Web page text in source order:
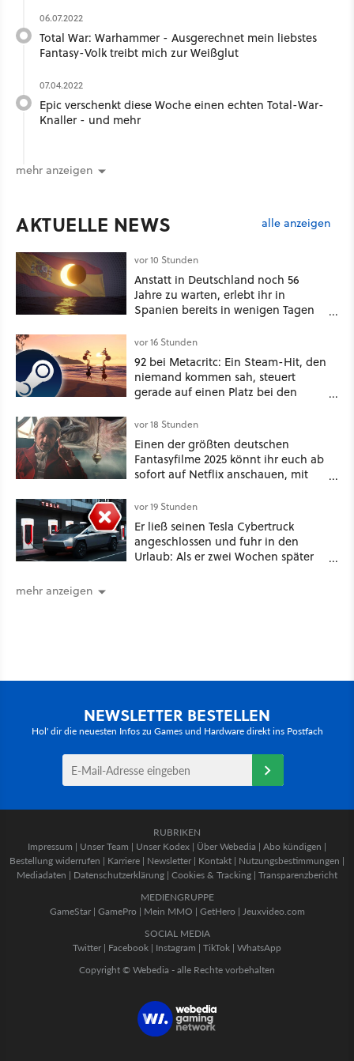
06.07.2022
Total War: Warhammer - Ausgerechnet mein liebstes
Fantasy-Volk treibt mich zur Weißglut
07.04.2022
Epic verschenkt diese Woche einen echten Total-War-
Knaller - und mehr
mehr anzeigen
AKTUELLE NEWS alle anzeigen
vor 10 Stunden
Anstatt in Deutschland noch 56
Jahre zu warten, erlebt ihr in
Spanien bereits in wenigen Tagen
vor 16 Stunden
92 bei Metacritc: Ein Steam-Hit, den
niemand kommen sah, steuert
gerade auf einen Platz bei den
vor 18 Stunden
Einen der größten deutschen
Fantasyfilme 2025 könnt ihr euch ab
sofort auf Netflix anschauen, mit
vor 19 Stunden
Er ließ seinen Tesla Cybertruck
angeschlossen und fuhr in den
Urlaub: Als er zwei Wochen später
mehr anzeigen
NEWSLETTER BESTELLEN
Hol' dir die neuesten Infos zu Games und Hardware direkt ins Postfach
RUBRIKEN
Impressum | Unser Team | Unser Kodex | Über Webedia | Abo kündigen |
Bestellung widerrufen | Karriere | Newsletter | Kontakt | Nutzungsbestimmungen |
Mediadaten | Datenschutzerklärung | Cookies & Tracking | Transparenzbericht
MEDIENGRUPPE
GameStar| GamePro | Mein MMO | GetHero | Jeuxvideo.com
SOCIAL MEDIA
Twitter | Facebook | Instagram | TikTok | WhatsApp
Copyright © Webedia - alle Rechte vorbehalten